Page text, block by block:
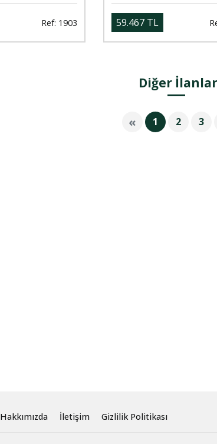
Ref: 1903 59.467 TL
Diğer İlanlar
« 1 2 3
Hakkımızda İletişim Gizlilik Politikası